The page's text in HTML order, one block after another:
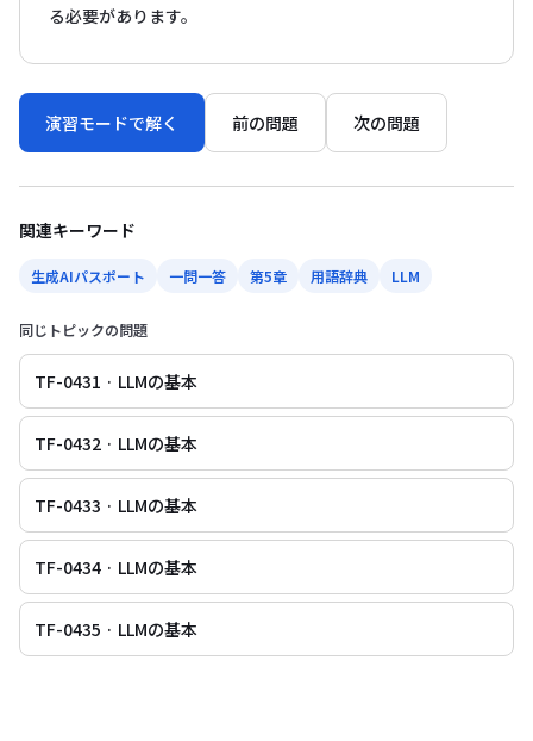
る必要があります。
演習モードで解く 前の問題 次の問題
関連キーワード
生成AIパスポート 一問一答 第5章 用語辞典 LLM
同じトピックの問題
TF-0431 · LLMの基本
TF-0432 · LLMの基本
TF-0433 · LLMの基本
TF-0434 · LLMの基本
TF-0435 · LLMの基本